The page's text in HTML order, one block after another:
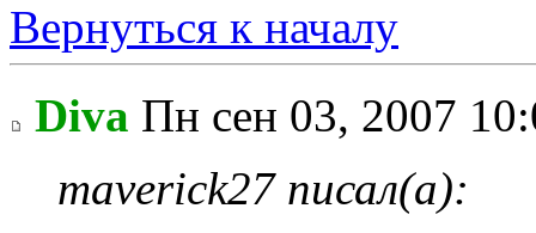
Вернуться к началу
Diva Пн сен 03, 2007
maverick27 писал(а):